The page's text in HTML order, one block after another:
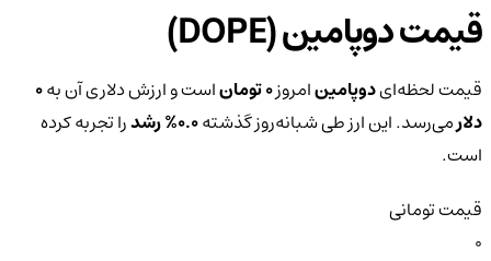
قیمت دوپامین (DOPE)
قیمت لحظه‌ایدوپامینامروز0 تومان است و ارزش دلاری آن به0
دلارمی‌رسد. این ارز طی شبانه‌روز گذشته0.0% رشدرا تجربه کرده
است.
قیمت تومانی